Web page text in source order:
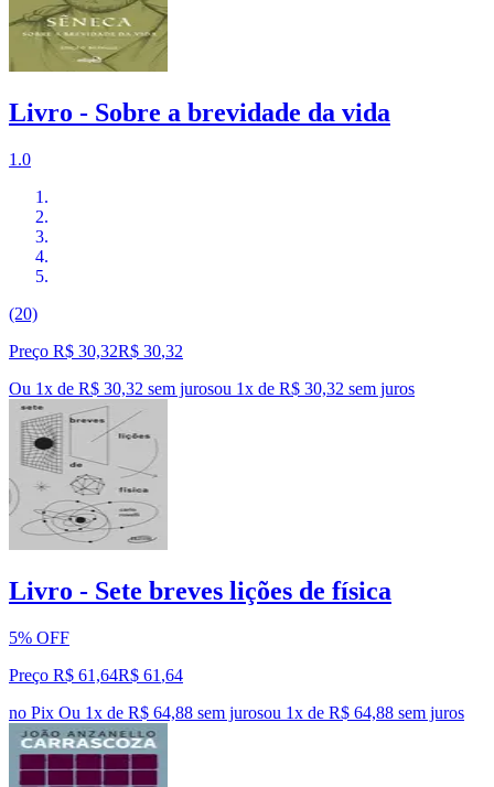
Livro - Sobre a brevidade da vida
1.0
(20)
Preço R$ 30,32R$ 30,32
Ou 1x de R$ 30,32 sem jurosou 1x de R$ 30,32 sem juros
Livro - Sete breves lições de física
5% OFF
Preço R$ 61,64R$ 61 ,64
no Pix Ou 1x de R$ 64,88 sem jurosou 1x de R$ 64,88 sem juros